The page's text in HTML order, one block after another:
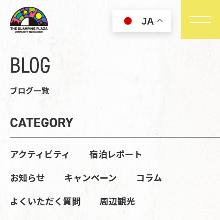
BLOG
ブログ一覧
CATEGORY
アクティビティ
宿泊レポート
お知らせ
キャンペーン
コラム
よくいただく質問
周辺観光
JA